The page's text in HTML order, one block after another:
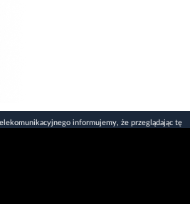
informujemy, że przeglądając tę